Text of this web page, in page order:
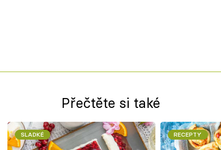
Přečtěte si také
SLADKÉ RECEPTY